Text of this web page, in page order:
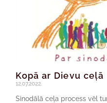
Kopā ar Dievu ceļā
12.07.2022.
Sinodālā ceļa process vēl